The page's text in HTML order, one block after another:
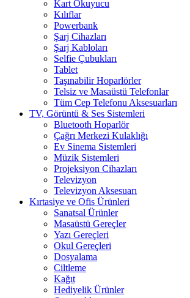
Kart Okuyucu
Kılıflar
Powerbank
Şarj Cihazları
Şarj Kabloları
Selfie Çubukları
Tablet
Taşınabilir Hoparlörler
Telsiz ve Masaüstü Telefonlar
Tüm Cep Telefonu Aksesuarları
TV, Görüntü & Ses Sistemleri
Bluetooth Hoparlör
Çağrı Merkezi Kulaklığı
Ev Sinema Sistemleri
Müzik Sistemleri
Projeksiyon Cihazları
Televizyon
Televizyon Aksesuarı
Kırtasiye ve Ofis Ürünleri
Sanatsal Ürünler
Masaüstü Gereçler
Yazı Gereçleri
Okul Gereçleri
Dosyalama
Ciltleme
Kağıt
Hediyelik Ürünler